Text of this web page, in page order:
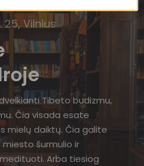
25, Vilnius
Tibeto budizmu,
Čia visada esate
mielų daiktų. Čia galite
šurmulio ir
Arba tiesiog